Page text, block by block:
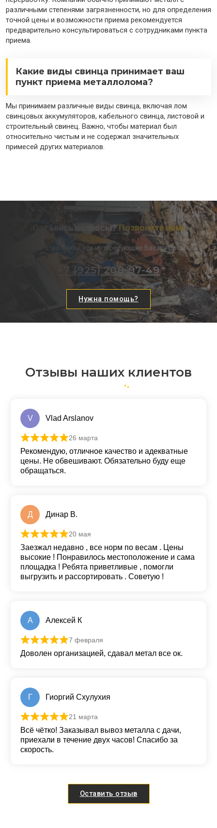
различными степенями загрязненности, но для определения
точной цены и возможности приема рекомендуется
предварительно консультироваться с сотрудниками пункта
приема.
Какие виды свинца принимает ваш
пункт приема металлолома?
Мы принимаем различные виды свинца, включая лом
свинцовых аккумуляторов, кабельного свинца, листовой и
строительный свинец. Важно, чтобы материал был
относительно чистым и не содержал значительных
примесей других материалов.
Остались вопросы? Позвоните нам!
Мы ответим на все интересующие Вас вопросы
+7 (925) 208-97-49
Нужна помощь?
Отзывы наших клиентов
V Vlad Arslanov
Оценка из 5
26 марта
Рекомендую, отличное качество и адекватные
цены. Не обвешивают. Обязательно буду еще
обращаться.
Д Динар В.
Оценка
20 мая
Заезжал недавно , все норм по весам . Цены
высокие ! Понравилось местоположение и сама
площадка ! Ребята приветливые , помогли
выгрузить и рассортировать . Советую !
А Алексей К
Оценка 5из 5
7 февраля
Доволен организацией, сдавал метал все ок.
Г Гиоргий Схулухия
Оценка из 5
21 марта
Всё чётко! Заказывал вывоз металла с дачи,
приехали в течение двух часов! Спасибо за
скорость.
Оставить отзыв